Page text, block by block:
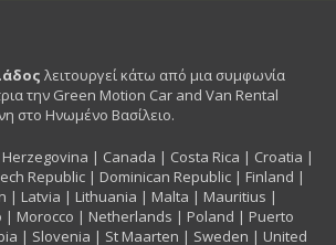
λειτουργεί κάτω από μια συμφωνία
την Green Motion Car and Van Rental
στο Ηνωμένο Βασίλειο.
| Canada | Costa Rica | Croatia |
Republic | Dominican Republic | Finland |
| Latvia | Lithuania | Malta | Mauritius |
| Morocco | Netherlands | Poland | Puerto
| Slovenia | St Maarten | Sweden | United